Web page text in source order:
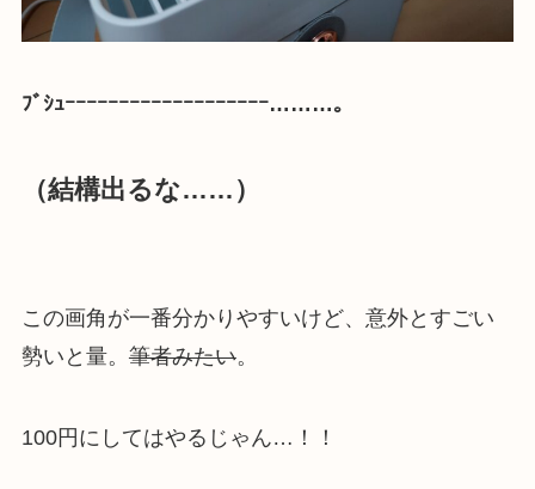
ﾌﾞｼｭｰｰｰｰｰｰｰｰｰｰｰｰｰｰｰｰｰｰｰ………。
（結構出るな……）
この画角が一番分かりやすいけど、意外とすごい
勢いと量。 筆者みたい。
100円にしてはやるじゃん…！！